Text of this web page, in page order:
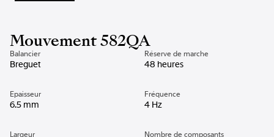
Mouvement 582QA
Balancier
Breguet
Réserve de marche
48 heures
Epaisseur
6.5 mm
Fréquence
4 Hz
Largeur Nombre de composants